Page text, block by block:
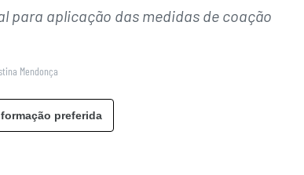
para aplicação das medidas de coação
Mendonça
preferida